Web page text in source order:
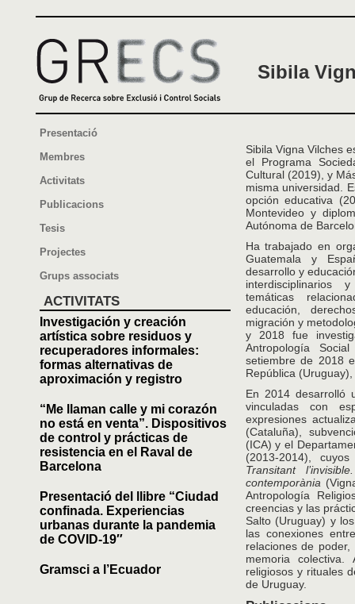
Sibila
Presentació
Membres
Activitats
Publicacions
Tesis
Projectes
Grups associats
ACTIVITATS
Investigación y creación
artística sobre residuos y
recuperadores informales:
formas alternativas de
aproximación y registro
“Me llaman calle y mi corazón
no está en venta”. Dispositivos
de control y prácticas de
resistencia en el Raval de
Barcelona
Presentació del llibre “Ciudad
confinada. Experiencias
urbanas durante la pandemia
de COVID-19″
Gramsci a l’Ecuador
Sibila Vigna Vilches
el Programa
Cultural (2019), y
misma universidad.
opción educativa
Montevideo y
Autónoma de
Ha trabajado en
Guatemala y
desarrollo y
interdisciplinarios
temáticas
educación,
migración y
y 2018 fue
Antropología
setiembre de 2018
República
En 2014 desarrolló
vinculadas con
expresiones
(Cataluña),
(ICA) y el
(2013-2014),
Transitant
contemporània
Antropología
creencias y las
Salto (Uruguay) y
las conexiones
relaciones de
memoria colectiva.
religiosos y rituales
de Uruguay.